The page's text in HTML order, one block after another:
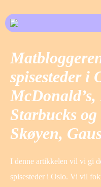
spisesteder i
Starbucks
Skøyen,
I denne artikkelen vil vi gi
spisesteder i Oslo. Vi vil